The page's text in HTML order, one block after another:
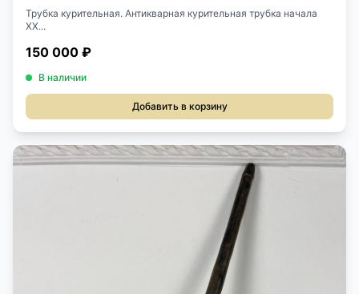
Трубка курительная. Антикварная курительная трубка начала
XX...
150 000 ₽
В наличии
Добавить в корзину